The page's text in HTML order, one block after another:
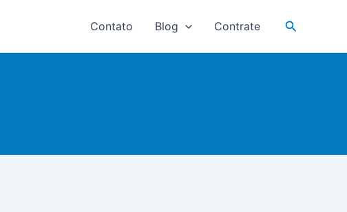
Contato Blog Contrate Pesquisar